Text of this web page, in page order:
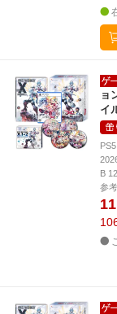
ョ
イ
PS5
B
参